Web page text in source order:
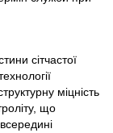
сітчастої
міцність
що